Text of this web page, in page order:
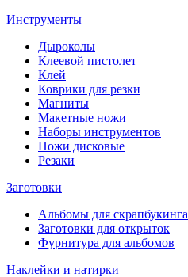
Инструменты
Дыроколы
Клеевой пистолет
Клей
Коврики для резки
Магниты
Макетные ножи
Наборы инструментов
Ножи дисковые
Резаки
Заготовки
Альбомы для скрапбукинга
Заготовки для открыток
Фурнитура для альбомов
Наклейки и натирки